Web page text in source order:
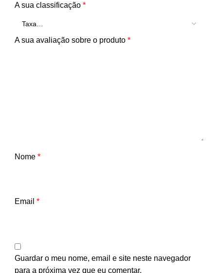
A sua classificação *
A sua avaliação sobre o produto *
Nome *
Email *
Guardar o meu nome, email e site neste navegador
para a próxima vez que eu comentar.